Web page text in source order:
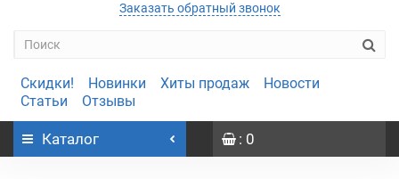
Заказать обратный звонок
Скидки! Новинки Хиты продаж
Новости
Статьи
Отзывы
Каталог : 0